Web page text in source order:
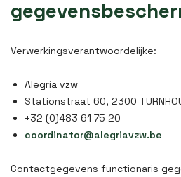
Verwerkingsverantwoordelijke:
Alegria vzw
Stationstraat 60, 2300
+32 (0)483 61 75 20
coordinator@alegriavzw.be
Contactgegevens functionaris